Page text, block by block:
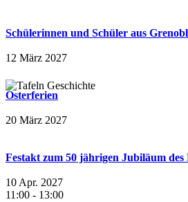
Schülerinnen und Schüler aus
12 März 2027
Osterferien
20 März 2027
Festakt zum 50 jährigen Jubiläum des
10 Apr. 2027
11:00 - 13:00